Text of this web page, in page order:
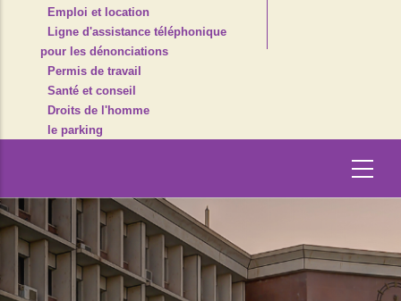
Emploi et location
Ligne d'assistance téléphonique
pour les dénonciations
Permis de travail
Santé et conseil
Droits de l'homme
le parking